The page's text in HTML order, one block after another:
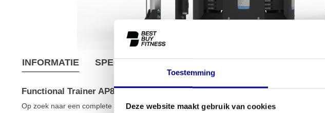
Toestemming
Deze website maakt gebruik van cookies
INFORMATIE SPECIFICATIES VERZENDVOORWAARDEN
Functional Trainer AP8
Op zoek naar een complete oplossing voor je krachttraining, waarmee je iedere spiergroep